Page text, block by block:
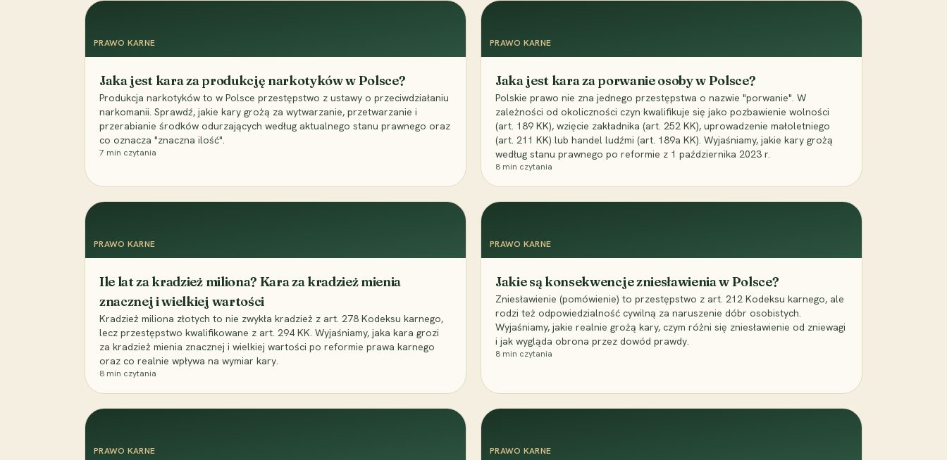
PRAWO KARNE
Jaka jest kara za produkcję narkotyków w Polsce?
Produkcja narkotyków to w Polsce przestępstwo z ustawy o przeciwdziałaniu
narkomanii. Sprawdź, jakie kary grożą za wytwarzanie, przetwarzanie i
przerabianie środków odurzających według aktualnego stanu prawnego oraz
co oznacza "znaczna ilość".
7 min czytania
PRAWO KARNE
Jaka jest kara za porwanie osoby w Polsce?
Polskie prawo nie zna jednego przestępstwa o nazwie "porwanie". W
zależności od okoliczności czyn kwalifikuje się jako pozbawienie wolności
(art. 189 KK), wzięcie zakładnika (art. 252 KK), uprowadzenie małoletniego
(art. 211 KK) lub handel ludźmi (art. 189a KK). Wyjaśniamy, jakie kary grożą
według stanu prawnego po reformie z 1 października 2023 r.
8 min czytania
PRAWO KARNE
Ile lat za kradzież miliona? Kara za kradzież mienia
znacznej i wielkiej wartości
Kradzież miliona złotych to nie zwykła kradzież z art. 278 Kodeksu karnego,
lecz przestępstwo kwalifikowane z art. 294 KK. Wyjaśniamy, jaka kara grozi
za kradzież mienia znacznej i wielkiej wartości po reformie prawa karnego
oraz co realnie wpływa na wymiar kary.
8 min czytania
PRAWO KARNE
Jakie są konsekwencje zniesławienia w Polsce?
Zniesławienie (pomówienie) to przestępstwo z art. 212 Kodeksu karnego, ale
rodzi też odpowiedzialność cywilną za naruszenie dóbr osobistych.
Wyjaśniamy, jakie realnie grożą kary, czym różni się zniesławienie od zniewagi
i jak wygląda obrona przez dowód prawdy.
8 min czytania
PRAWO KARNE PRAWO KARNE